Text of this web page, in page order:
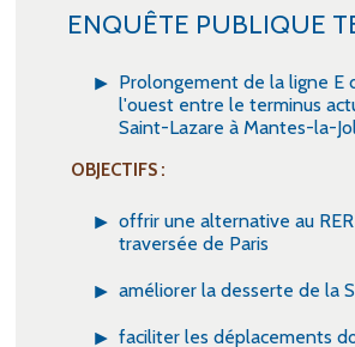
ENQUÊTE PUBLIQUE
Prolongement de la ligne E
l'ouest entre le terminus
Saint-Lazare à Mantes-la-
OBJECTIFS :
offrir une alternative au
traversée de Paris
améliorer la desserte de la
faciliter les déplacements